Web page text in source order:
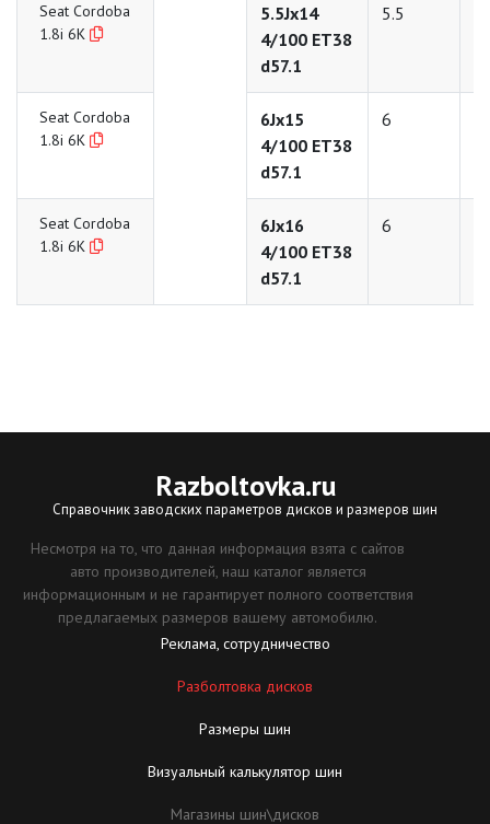
Seat Cordoba
1.8i 6K
5.5Jx14
4/100 ET38
d57.1
5.5
Seat Cordoba
1.8i 6K
6Jx15
4/100 ET38
d57.1
6
Seat Cordoba
1.8i 6K
6Jx16
4/100 ET38
d57.1
6
Razboltovka.ru
Справочник заводских параметров дисков и размеров шин
Несмотря на то, что данная информация взята с сайтов
авто производителей, наш каталог является
информационным и не гарантирует полного соответствия
предлагаемых размеров вашему автомобилю.
Реклама, сотрудничество
Разболтовка дисков
Размеры шин
Визуальный калькулятор шин
Магазины шин\дисков